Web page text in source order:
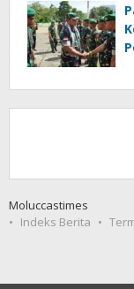
Moluccastimes
Indeks Berita